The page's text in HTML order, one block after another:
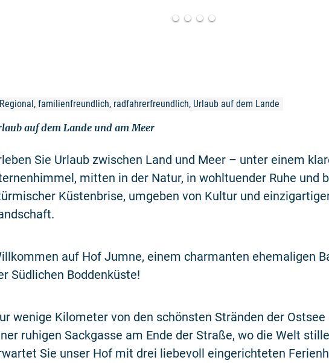
familienfreundlich, radfahrerfreundlich, Urlaub auf dem Lande
auf dem Lande und am Meer
Sie Urlaub zwischen Land und Meer – unter einem
mitten in der Natur, in wohltuender Ruhe und
Küstenbrise, umgeben von Kultur und
auf Hof Jumne, einem charmanten ehemaligen
Südlichen Boddenküste!
wenige Kilometer von den schönsten Stränden der
ruhigen Sackgasse am Ende der Straße, wo die Welt
Sie unser Hof mit drei liebevoll eingerichteten